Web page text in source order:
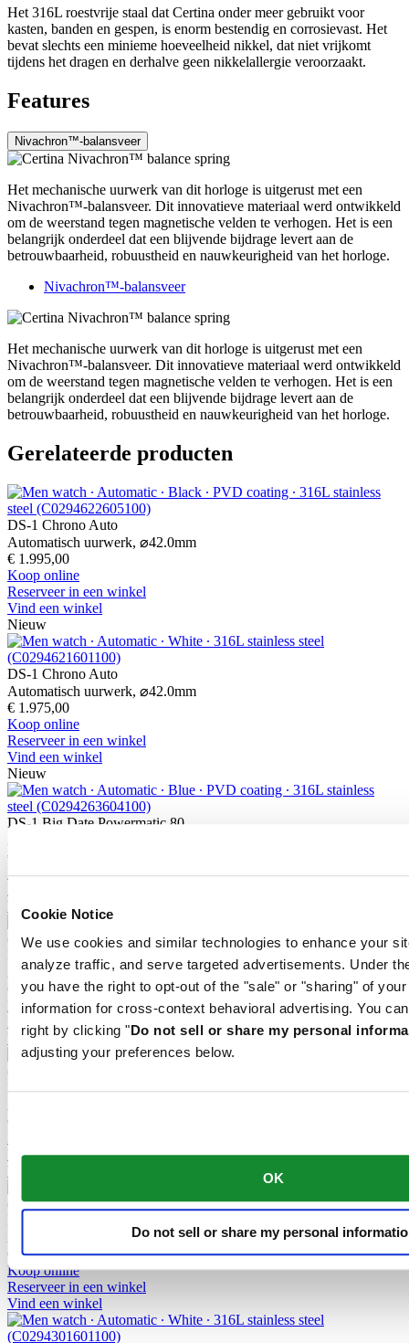
Cookie Notice
We use cookies and similar technologies to enhance your
analyze traffic, and serve targeted advertisements. Under
you have the right to opt-out of the "sale" or "sharing" of
information for cross-context behavioral advertising. You
right by clicking "Do not sell or share my personal
adjusting your preferences below.
OK
Do not sell or share my personal
Het 316L roestvrije staal dat Certina onder meer gebruikt voor
kasten, banden en gespen, is enorm bestendig en corrosievast. Het
bevat slechts een minieme hoeveelheid nikkel, dat niet vrijkomt
tijdens het dragen en derhalve geen nikkelallergie veroorzaakt.
Features
Nivachron™-balansveer
Het mechanische uurwerk van dit horloge is uitgerust met een
Nivachron™-balansveer. Dit innovatieve materiaal werd ontwikkeld
om de weerstand tegen magnetische velden te verhogen. Het is een
belangrijk onderdeel dat een blijvende bijdrage levert aan de
betrouwbaarheid, robuustheid en nauwkeurigheid van het horloge.
Nivachron™-balansveer
Het mechanische uurwerk van dit horloge is uitgerust met een
Nivachron™-balansveer. Dit innovatieve materiaal werd ontwikkeld
om de weerstand tegen magnetische velden te verhogen. Het is een
belangrijk onderdeel dat een blijvende bijdrage levert aan de
betrouwbaarheid, robuustheid en nauwkeurigheid van het horloge.
Gerelateerde producten
DS-1 Chrono Auto
Automatisch uurwerk, ⌀42.0mm
€ 1.995,00
Koop online
Reserveer in een winkel
Vind een winkel
Nieuw
DS-1 Chrono Auto
Automatisch uurwerk, ⌀42.0mm
€ 1.975,00
Koop online
Reserveer in een winkel
Vind een winkel
Nieuw
DS-1 Big Date Powermatic 80
€ 935,00
Koop online
Reserveer in een winkel
Vind een winkel
DS-1 38mm
Automatisch uurwerk,⌀38.0mm
€ 745,00
Koop online
Reserveer in een winkel
Vind een winkel
DS-1 38mm
€ 695,00
Koop online
Reserveer in een winkel
Vind een winkel
DS-1 38mm
Automatisch uurwerk,⌀38.0mm
€ 745,00
Koop online
Reserveer in een winkel
Vind een winkel